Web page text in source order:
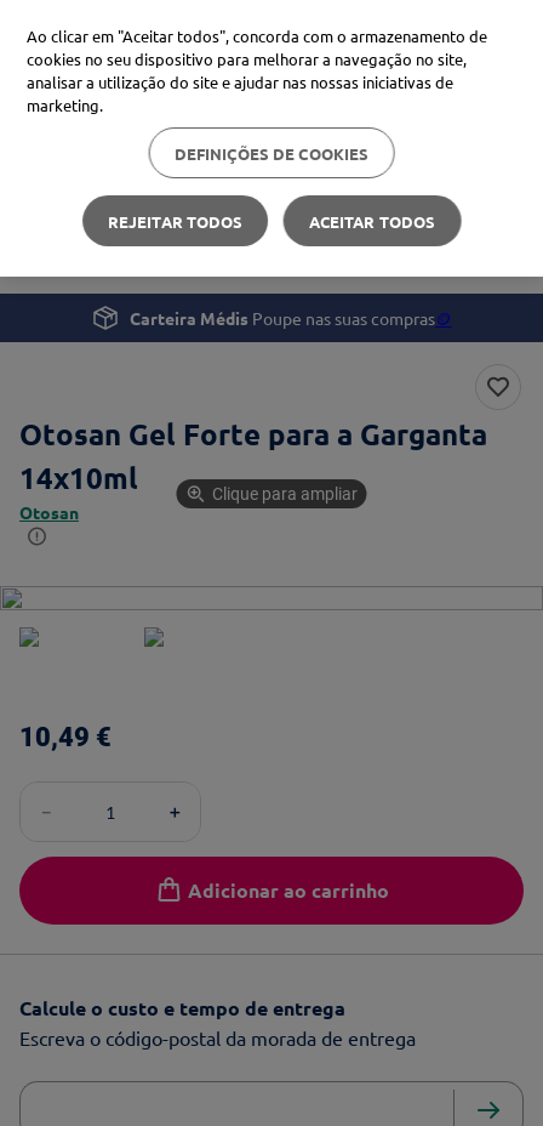
Procure no Marketplace Médis
Pesquisas mais comuns
xiaomi
4º cerave
Saúde
Tosse, Gripe e Constipação
Otosan Gel Forte para a Garganta 14x10ml
Carteira Médis Poupe nas suas compras🪙
Otosan Gel Forte para a Garganta
14x10ml
Otosan
Clique para ampliar
10,49 €
＋
－
Adicionar ao carrinho
Calcule o custo e tempo de entrega
Escreva o código-postal da morada de entrega
Ao clicar em "Aceitar todos", concorda com o armazenamento de
cookies no seu dispositivo para melhorar a navegação no site,
analisar a utilização do site e ajudar nas nossas iniciativas de
marketing.
DEFINIÇÕES DE COOKIES
REJEITAR TODOS ACEITAR TODOS